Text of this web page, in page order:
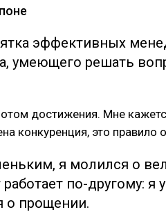
эффективных
умеющего решать
достижения. Мне
конкуренция, это правило
я молился о
по-другому: я
о прощении.